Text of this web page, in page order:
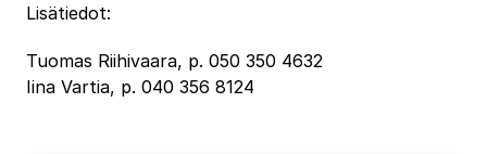
Lisätiedot:
Tuomas Riihivaara, p. 050 350 4632
Iina Vartia, p. 040 356 8124